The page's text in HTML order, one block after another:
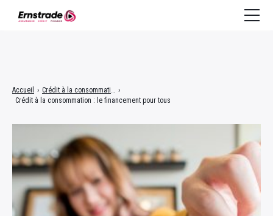
Accueil › Crédit à la consommation ›
Crédit à la consommation : le financement pour tous
Crédit immobilier